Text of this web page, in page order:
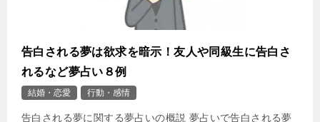
告白される夢は欲求を暗示！友人や同級生に告白さ
れるなど夢占い８例
結婚・恋愛 行動・感情
告白される夢に関する夢占いの概説 夢占いで告白される夢